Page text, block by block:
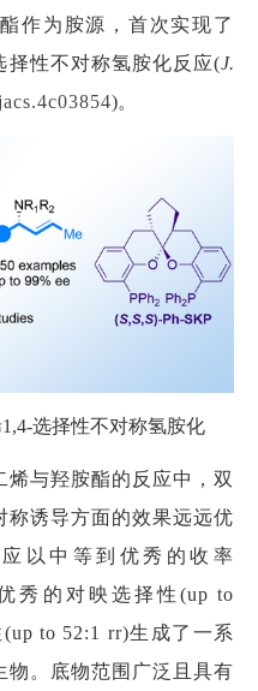
作为胺源，首次实现了
择性不对称氢胺化反应(J.
)。
选择性不对称氢胺化
与羟胺酯的反应中，双
称诱导方面的效果远远优
以中等到优秀的收率
秀的对映选择性(up to
to 52:1 rr)生成了一系
物。底物范围广泛且具有